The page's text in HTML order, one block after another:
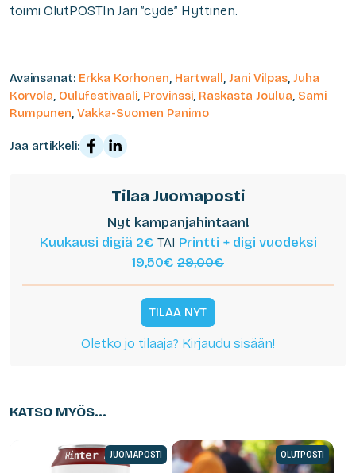
toimi OlutPOSTIn Jari ”cyde” Hyttinen.
Avainsanat: Erkka Korhonen, Hartwall, Jani Vilpas, Juha
Korvola, Oulufestivaali, Provinssi, Raskasta Joulua, Sami
Rumpunen, Vakka-Suomen Panimo
Jaa artikkeli:
Tilaa Juomaposti
Nyt kampanjahintaan!
Kuukausi digiä 2€ TAI Printti + digi vuodeksi
19,50€ 29,00€
TILAA NYT
Oletko jo tilaaja? Kirjaudu sisään!
KATSO MYÖS...
JUOMAPOSTI OLUTPOSTI